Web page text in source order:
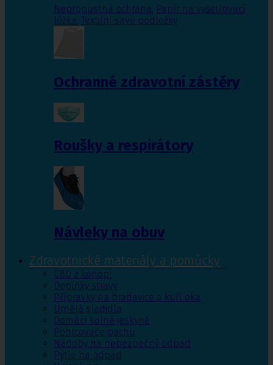
Nepropustná ochrana, Papír na vyšetřovací
lůžka, Textilní savé podložky
Ochranné zdravotní zástěry
Roušky a respirátory
Návleky na obuv
Zdravotnické materiály a pomůcky
CBD z konopí
Doplňky stravy
Přípravky na bradavice a kuří oka
Umělá sladidla
Domácí solné jeskyně
Pohlcovače pachu
Nádoby na nebezpečný odpad
Pytle na odpad